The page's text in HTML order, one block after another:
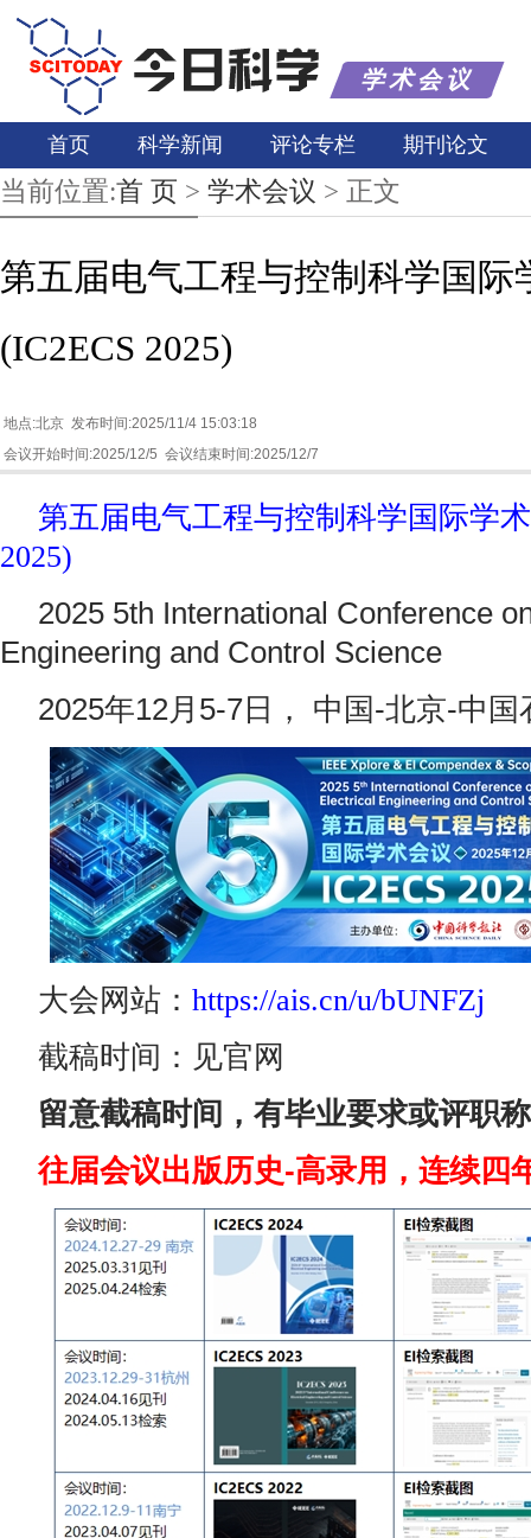
学术会议
首页 科学新闻 评论专栏 期刊论文
当前位置:首 页 > 学术会议 > 正文
第五届电气工程与控制科学国际
(IC2ECS 2025)
地点:北京 发布时间:2025/11/4 15:03:18
会议开始时间:2025/12/5 会议结束时间:2025/12/7
第五届电气工程与控制科学国际学
2025)
2025 5th International Conference
Engineering and Control Science
2025年12月5-7日， 中国-北京-中
大会网站： https://ais.cn/u/bUNFZj
截稿时间：见官网
留意截稿时间，有毕业要求或评职
往届会议出版历史-高录用，连续四